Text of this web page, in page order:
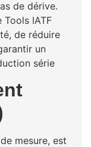
de dérive.
Tools IATF
de réduire
un
série
mesure, est